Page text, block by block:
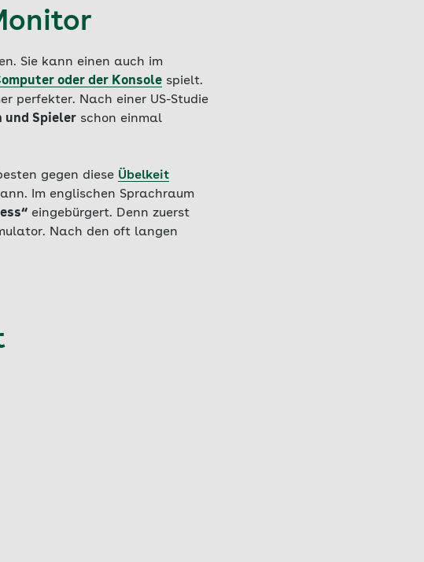
Sie kann einen auch im
oder der Konsole spielt.
perfekter. Nach einer US-Studie
und Spieler schon einmal
gegen diese Übelkeit
Im englischen Sprachraum
eingebürgert. Denn zuerst
Nach den oft langen